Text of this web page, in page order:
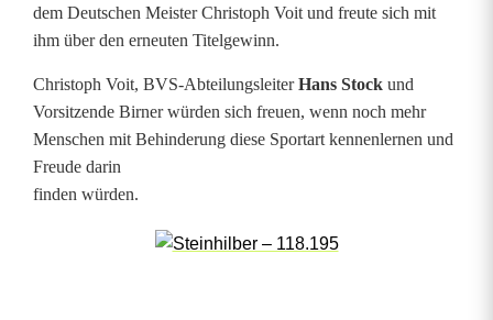
C
r
i
s
dem Deutschen Meister Christoph Voit und freute sich mit
ihm über den erneuten Titelgewinn.
Christoph Voit, BVS-AbteilungsleiterHans Stock und
Vorsitzende Birner würden sich freuen, wenn noch mehr
Menschen mit Behinderung diese Sportart kennenlernen und
Freude darin
finden würden.